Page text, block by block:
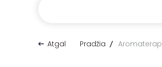
Atgal Pradžia